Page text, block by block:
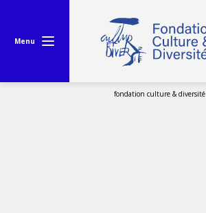
Menu
fondation culture & diversité